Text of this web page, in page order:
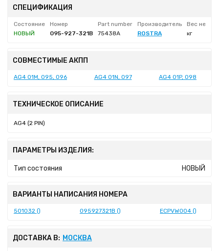
СПЕЦИФИКАЦИЯ
Состояние Номер Part number Производитель
Вес нетто
НОВЫЙ
095-927-321B 75438A ROSTRA кг
СОВМЕСТИМЫЕ АКПП
AG4 01M, 095, 096 AG4 01N, 097 AG4 01P, 098
ТЕХНИЧЕСКОЕ ОПИСАНИЕ
AG4 (2 PIN)
ПАРАМЕТРЫ ИЗДЕЛИЯ:
Тип состояния НОВЫЙ
ВАРИАНТЫ НАПИСАНИЯ НОМЕРА
501032 () 095927321B () ECPVW004 ()
ДОСТАВКА В: МОСКВА